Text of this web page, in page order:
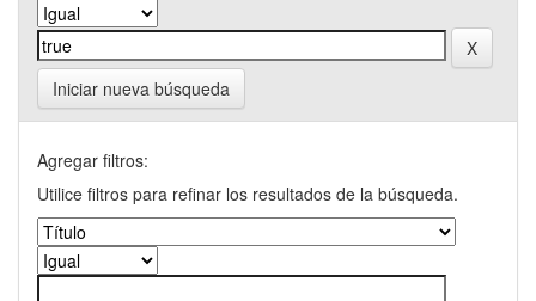
Iniciar nueva búsqueda
Agregar filtros:
Utilice filtros para refinar los resultados de la búsqueda.